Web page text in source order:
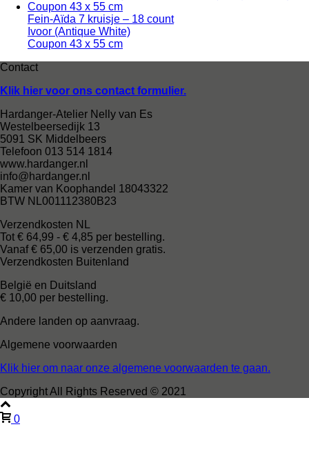
Fein-Aïda 7 kruisje – 18 count
Ivoor (Antique White)
Coupon 43 x 55 cm
Contact
Klik hier voor ons contact formulier.
Hardanger-Atelier Nelly van Es
Westelbeersedijk 13
5091 SK Middelbeers
Telefoon 013 514 1814
www.hardanger.nl
info@hardanger.nl
Kamer van Koophandel 18043322
BTW NL001112380B23
Verzendkosten NL
Tot € 64,99 - € 4,85 per bestelling.
Vanaf € 65,00 is verzenden gratis.
Verzendkosten Buitenland
België en Duitsland
€ 10,00 per bestelling.
Andere landen op aanvraag.
Algemene voorwaarden
Klik hier om naar onze algemene voorwaarden te gaan.
Copyright All Rights Reserved © 2021
0